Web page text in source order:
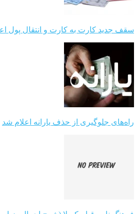
سقف جدید کارت به کارت و انتقال پول
راه‌های جلوگیری از حذف یارانه اعلام شد